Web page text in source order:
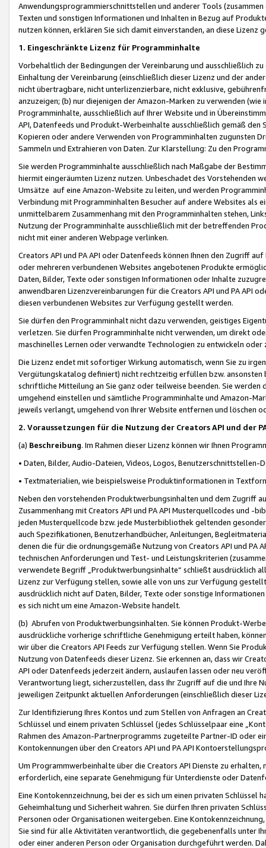
Anwendungsprogrammierschnittstellen und anderer Tools (zusammen
Texten und sonstigen Informationen und Inhalten in Bezug auf
nutzen können, erklären Sie sich damit einverstanden, an diese Lizenz
1. Eingeschränkte Lizenz für Programminhalte
Vorbehaltlich der Bedingungen der Vereinbarung und ausschließlich
Einhaltung der Vereinbarung (einschließlich dieser Lizenz und der
nicht übertragbare, nicht unterlizenzierbare, nicht exklusive,
anzuzeigen; (b) nur diejenigen der Amazon-Marken zu verwenden
Programminhalte, ausschließlich auf Ihrer Website und in
API, Datenfeeds und Produkt-Werbeinhalte ausschließlich gemäß
Kopieren oder andere Verwenden von Programminhalten zugunsten
Sammeln und Extrahieren von Daten. Zur Klarstellung: Zu den
Sie werden Programminhalte ausschließlich nach Maßgabe der
hiermit eingeräumten Lizenz nutzen. Unbeschadet des Vorstehenden
Umsätze auf eine Amazon-Website zu leiten, und werden
Verbindung mit Programminhalten Besucher auf andere Websites als
unmittelbarem Zusammenhang mit den Programminhalten stehen,
Nutzung der Programminhalte ausschließlich mit der betreffenden
nicht mit einer anderen Webpage verlinken.
Creators API und PA API oder Datenfeeds können Ihnen den Zugriff
oder mehreren verbundenen Websites angebotenen Produkte
Daten, Bilder, Texte oder sonstigen Informationen oder Inhalte
anwendbaren Lizenzvereinbarungen für die Creators API und PA API
diesen verbundenen Websites zur Verfügung gestellt werden.
Sie dürfen den Programminhalt nicht dazu verwenden, geistiges
verletzen. Sie dürfen Programminhalte nicht verwenden, um direkt
maschinelles Lernen oder verwandte Technologien zu entwickeln
Die Lizenz endet mit sofortiger Wirkung automatisch, wenn Sie zu
Vergütungskatalog definiert) nicht rechtzeitig erfüllen bzw. ansonsten
schriftliche Mitteilung an Sie ganz oder teilweise beenden. Sie werden
umgehend einstellen und sämtliche Programminhalte und Amazon-
jeweils verlangt, umgehend von Ihrer Website entfernen und löschen
2. Voraussetzungen für die Nutzung der Creators API und der
(a) Beschreibung. Im Rahmen dieser Lizenz können wir Ihnen
• Daten, Bilder, Audio-Dateien, Videos, Logos, Benutzerschnittstellen-
• Textmaterialien, wie beispielsweise Produktinformationen in
Neben den vorstehenden Produktwerbungsinhalten und dem Zugriff
Zusammenhang mit Creators API und PA API Musterquellcodes und
jeden Musterquellcode bzw. jede Musterbibliothek geltenden
auch Spezifikationen, Benutzerhandbücher, Anleitungen,
denen die für die ordnungsgemäße Nutzung von Creators API und PA
technischen Anforderungen und Test- und Leistungskriterien
verwendete Begriff „Produktwerbungsinhalte“ schließt ausdrücklich
Lizenz zur Verfügung stellen, sowie alle von uns zur Verfügung
ausdrücklich nicht auf Daten, Bilder, Texte oder sonstige
es sich nicht um eine Amazon-Website handelt.
(b) Abrufen von Produktwerbungsinhalten. Sie können Produkt-
ausdrückliche vorherige schriftliche Genehmigung erteilt haben,
wir über die Creators API Feeds zur Verfügung stellen. Wenn Sie
Nutzung von Datenfeeds dieser Lizenz. Sie erkennen an, dass wir
API oder Datenfeeds jederzeit ändern, auslaufen lassen oder neu
Verantwortung liegt, sicherzustellen, dass Ihr Zugriff auf die und Ihre
jeweiligen Zeitpunkt aktuellen Anforderungen (einschließlich dieser
Zur Identifizierung Ihres Kontos und zum Stellen von Anfragen an
Schlüssel und einem privaten Schlüssel (jedes Schlüsselpaar eine
Rahmen des Amazon-Partnerprogramms zugeteilte Partner-ID oder
Kontokennungen über den Creators API und PA API
Um Programmwerbeinhalte über die Creators API Dienste zu
erforderlich, eine separate Genehmigung für Unterdienste oder
Eine Kontokennzeichnung, bei der es sich um einen privaten
Geheimhaltung und Sicherheit wahren. Sie dürfen Ihren privaten
Personen oder Organisationen weitergeben. Eine
Sie sind für alle Aktivitäten verantwortlich, die gegebenenfalls unter
oder einer anderen Person oder Organisation durchgeführt werden.